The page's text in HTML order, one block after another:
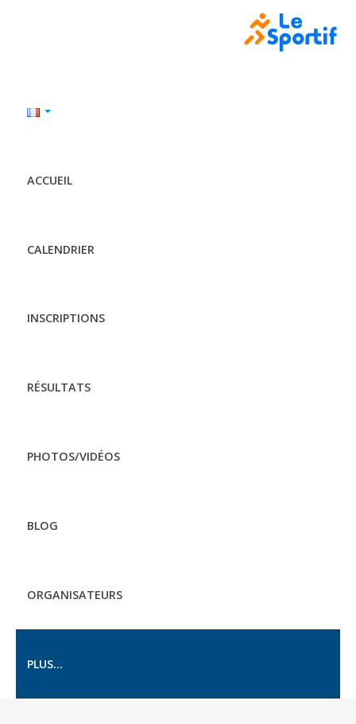
ACCUEIL
CALENDRIER
INSCRIPTIONS
RÉSULTATS
PHOTOS/VIDÉOS
BLOG
ORGANISATEURS
PLUS...